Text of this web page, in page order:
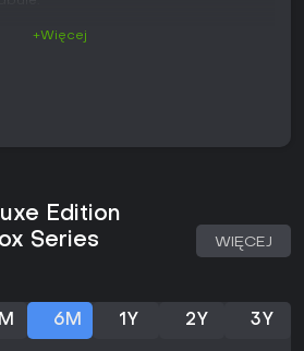
uników, kontrataków i
postaci. Każdy Kod
dając dostęp do określonych
dodatkowe umiejętności z
buildy skupione na obrażeniach w
w odrębnych obszarach
świata. Punkty kontrolne zwane
+Więcej
Edition
Series
WIĘCEJ
6M 1Y 2Y 3Y